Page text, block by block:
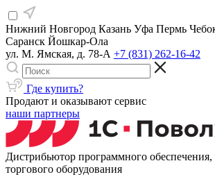
Нижний Новгород Казань Уфа Пермь
Саранск Йошкар-Ола
ул. М. Ямская, д. 78-А +7 (831) 262-16-42
Где купить?
Продают и оказывают сервис
наши партнеры
Дистрибьютор программного обеспечения,
торгового оборудования